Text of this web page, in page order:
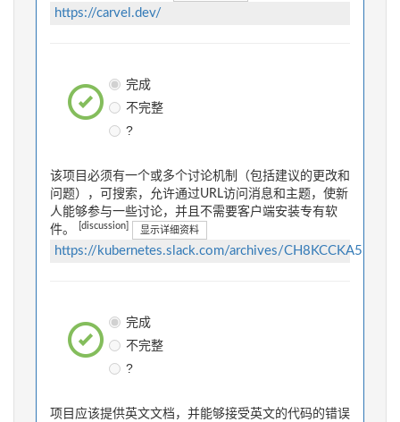
https://carvel.dev/
完成
不完整
?
该项目必须有一个或多个讨论机制（包括建议的更改和
问题），可搜索，允许通过URL访问消息和主题，使新
人能够参与一些讨论，并且不需要客户端安装专有软
件。
[discussion] 显示详细资料
https://kubernetes.slack.com/archives/CH8KCCKA5
完成
不完整
?
项目应该提供英文文档，并能够接受英文的代码的错误